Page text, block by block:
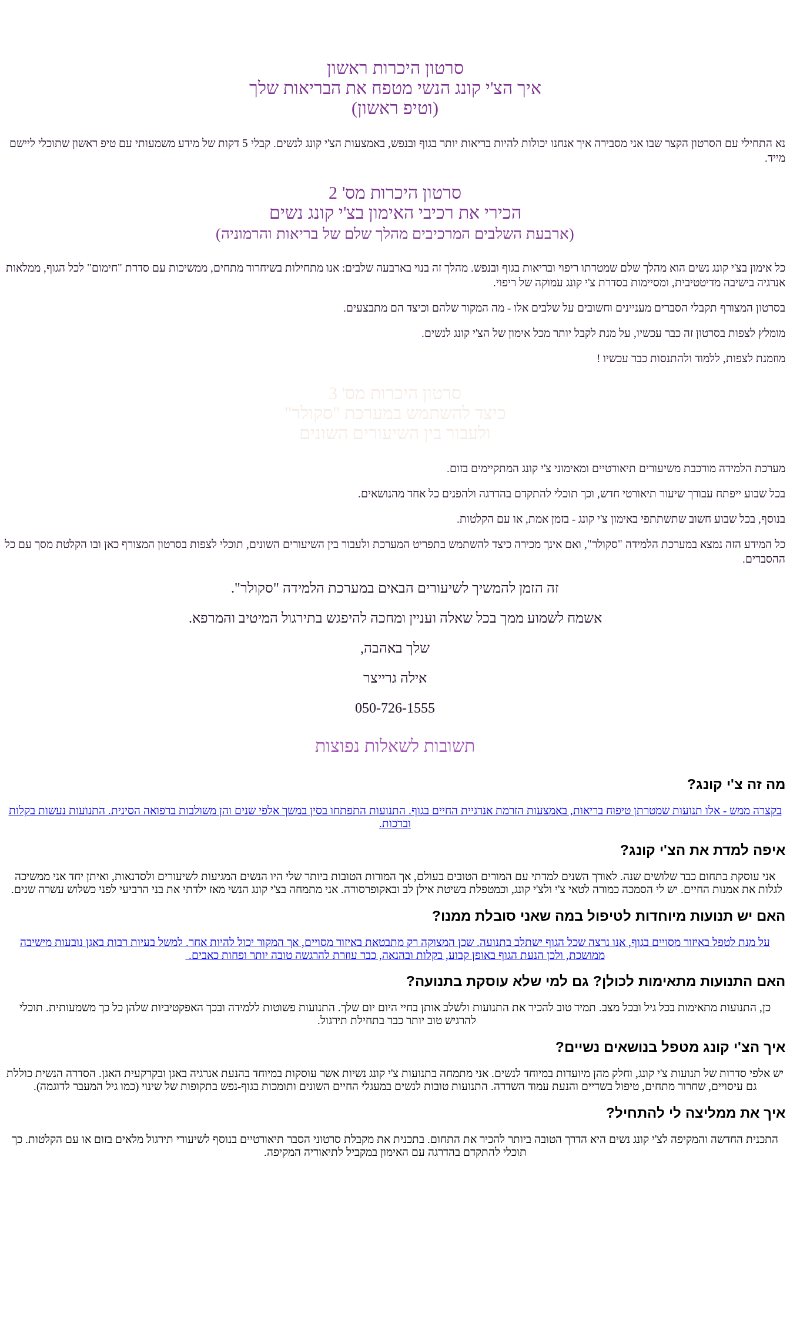
סרטון היכרות ראשון
איך הצ'י קונג הנשי מטפח את הבריאות שלך
(וטיפ ראשון)
נא התחילי עם הסרטון הקצר שבו אני מסבירה איך אנחנו יכולות להיות בריאות יותר בגוף ובנפש, באמצעות הצ'י קונג לנשים. קבלי 5 דקות של מידע משמעותי עם טיפ ראשון שתוכלי ליישם
מייד.
סרטון היכרות מס' 2
הכירי את רכיבי האימון בצ'י קונג נשים
(ארבעת השלבים המרכיבים מהלך שלם של בריאות והרמוניה)
כל אימון בצ'י קונג נשים הוא מהלך שלם שמטרתו ריפוי ובריאות בגוף ובנפש. מהלך זה בנוי בארבעה שלבים: אנו מתחילות בשיחרור מתחים, ממשיכות עם סדרת "חימום" לכל הגוף, ממלאות
אנרגיה בישיבה מדיטטיבית, ומסיימות בסדרת צ'י קונג עמוקה של ריפוי.
בסרטון המצורף תקבלי הסברים מעניינים וחשובים על שלבים אלו - מה המקור שלהם וכיצד הם מתבצעים.
מומלץ לצפות בסרטון זה כבר עכשיו, על מנת לקבל יותר מכל אימון של הצ'י קונג לנשים.
מוזמנת לצפות, ללמוד ולהתנסות כבר עכשיו !
סרטון היכרות מס' 3
כיצד להשתמש במערכת "סקולר"
ולעבור בין השיעורים השונים
מערכת הלמידה מורכבת משיעורים תיאורטיים ומאימוני צ'י קונג המתקיימים בזום.
בכל שבוע ייפתח עבורך שיעור תיאורטי חדש, וכך תוכלי להתקדם בהדרגה ולהפנים כל אחד מהנושאים.
בנוסף, בכל שבוע חשוב שתשתתפי באימון צ'י קונג - בזמן אמת, או עם הקלטות.
כל המידע הזה נמצא במערכת הלמידה "סקולר", ואם אינך מכירה כיצד להשתמש בתפריט המערכת ולעבור בין השיעורים השונים, תוכלי לצפות בסרטון המצורף כאן ובו הקלטת מסך עם כל
ההסברים.
זה הזמן להמשיך לשיעורים הבאים במערכת הלמידה "סקולר".
אשמח לשמוע ממך בכל שאלה ועניין ומחכה להיפגש בתירגול המיטיב והמרפא.
שלך באהבה,
אילה גרייצר
050-726-1555
תשובות לשאלות נפוצות
מה זה צ'י קונג?
בקצרה ממש - אלו תנועות שמטרתן טיפוח בריאות, באמצעות הזרמת אנרגיית החיים בגוף. התנועות התפתחו בסין במשך אלפי שנים והן משולבות ברפואה הסינית. התנועות נעשות בקלות
וברכות.
איפה למדת את הצ'י קונג?
אני עוסקת בתחום כבר שלושים שנה. לאורך השנים למדתי עם המורים הטובים בעולם, אך המורות הטובות ביותר שלי היו הנשים המגיעות לשיעורים ולסדנאות, ואיתן יחד אני ממשיכה
לגלות את אמנות החיים. יש לי הסמכה כמורה לטאי צ'י ולצ'י קונג, וכמטפלת בשיטת אילן לב ובאקופרסורה. אני מתמחה בצ'י קונג הנשי מאז ילדתי את בני הרביעי לפני כשלוש עשרה שנים.
האם יש תנועות מיוחדות לטיפול במה שאני סובלת ממנו?
על מנת לטפל באיזור מסויים בגוף, אנו נרצה שכל הגוף ישתלב בתנועה. שכן המצוקה רק מתבטאת באיזור מסויים, אך המקור יכול להיות אחר. למשל בעיות רבות באגן נובעות מישיבה
ממושכת, ולכן הנעת הגוף באופן קבוע, בקלות ובהנאה, כבר עוזרת להרגשה טובה יותר ופחות כאבים.
האם התנועות מתאימות לכולן? גם למי שלא עוסקת בתנועה?
כן, התנועות מתאימות בכל גיל ובכל מצב. תמיד טוב להכיר את התנועות ולשלב אותן בחיי היום יום שלך. התנועות פשוטות ללמידה ובכך האפקטיביות שלהן כל כך משמעותית. תוכלי
להרגיש טוב יותר כבר בתחילת תירגול.
איך הצ'י קונג מטפל בנושאים נשיים?
יש אלפי סדרות של תנועות צ'י קונג, וחלק מהן מיועדות במיוחד לנשים. אני מתמחה בתנועות צ'י קונג נשיות אשר עוסקות במיוחד בהנעת אנרגיה באגן ובקרקעית האגן. הסדרה הנשית כוללת
גם עיסויים, שחרור מתחים, טיפול בשדיים והנעת עמוד השדרה. התנועות טובות לנשים במעגלי החיים השונים ותומכות בגוף-נפש בתקופות של שינוי (כמו גיל המעבר לדוגמה).
איך את ממליצה לי להתחיל?
התכנית החדשה והמקיפה לצ'י קונג נשים היא הדרך הטובה ביותר להכיר את התחום. בתכנית את מקבלת סרטוני הסבר תיאורטיים בנוסף לשיעורי תירגול מלאים בזום או עם הקלטות. כך
תוכלי להתקדם בהדרגה עם האימון במקביל לתיאוריה המקיפה.